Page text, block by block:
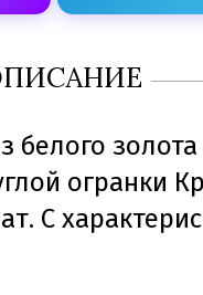
белого
огранки
С